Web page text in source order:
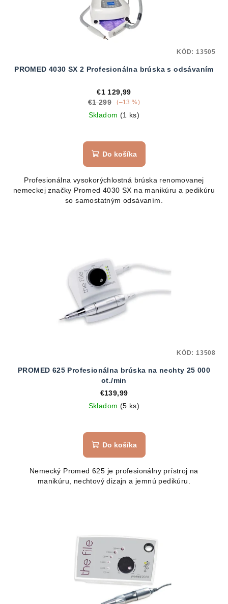
PROMED 4030 SX 2 Profesionálna brúska s odsávaním
€1 129,99
€1 299
(–13 %)
Skladom (1 ks)
Do košíka
Profesionálna vysokorýchlostná brúska renomovanej
nemeckej značky Promed 4030 SX na manikúru a pedikúru
so samostatným odsávaním.
KÓD: 13505
PROMED 625 Profesionálna brúska na nechty 25 000
ot./min
€139,99
Skladom (5 ks)
Do košíka
Nemecký Promed 625 je profesionálny prístroj na
manikúru, nechtový dizajn a jemnú pedikúru.
KÓD: 13508